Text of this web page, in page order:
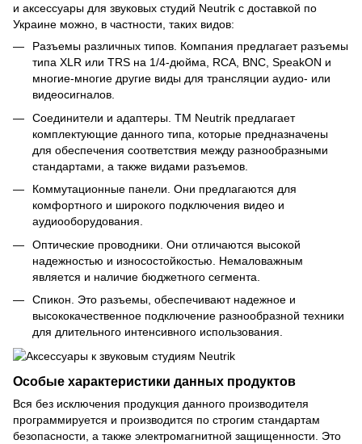
и аксессуары для звуковых студий Neutrik с доставкой по
Украине можно, в частности, таких видов:
Разъемы различных типов. Компания предлагает разъемы
типа XLR или TRS на 1/4-дюйма, RCA, BNC, SpeakON и
многие-многие другие виды для трансляции аудио- или
видеосигналов.
Соединители и адаптеры. ТМ Neutrik предлагает
комплектующие данного типа, которые предназначены
для обеспечения соответствия между разнообразными
стандартами, а также видами разъемов.
Коммутационные панели. Они предлагаются для
комфортного и широкого подключения видео и
аудиооборудования.
Оптические проводники. Они отличаются высокой
надежностью и износостойкостью. Немаловажным
является и наличие бюджетного сегмента.
Спикон. Это разъемы, обеспечивают надежное и
высококачественное подключение разнообразной техники
для длительного интенсивного использования.
Особые характеристики данных продуктов
Вся без исключения продукция данного производителя
программируется и производится по строгим стандартам
безопасности, а также электромагнитной защищенности. Это